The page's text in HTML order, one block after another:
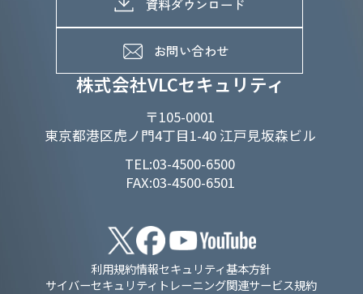
株式会社VLCセキュリティ
〒105-0001
東京都港区虎ノ門4丁目1-40 江戸見坂森ビル
TEL:03-4500-6500
FAX:03-4500-6501
よくあるご質問
メンバーインタビュー
資料ダウンロード
お問い合わせ
利用規約情報セキュリティ基本方針
サイバーセキュリティトレーニング関連サービス規約